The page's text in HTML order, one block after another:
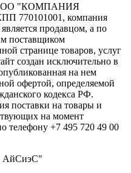
ООО "КОМПАНИЯ
770101001, компания
продавцом, а по
поставщиком
странице товаров, услуг
создан исключительно в
на нем
офертой, определяемой
кодекса РФ.
поставки на товары и
на момент
телефону +7 495 720 49 00
АйСиэС"